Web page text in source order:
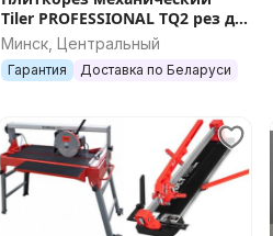
Tiler PROFESSIONAL TQ2 рез до
630 мм, арт.5033
Минск, Центральный
Гарантия Доставка по Беларуси